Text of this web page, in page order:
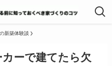
新築体験談
ーで建てたら欠